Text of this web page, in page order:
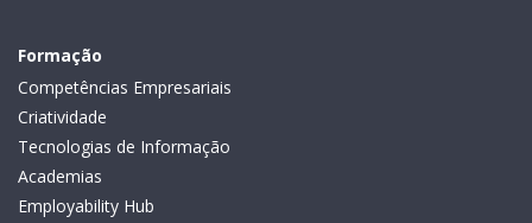
Formação
Competências Empresariais
Criatividade
Tecnologias de Informação
Academias
Employability Hub